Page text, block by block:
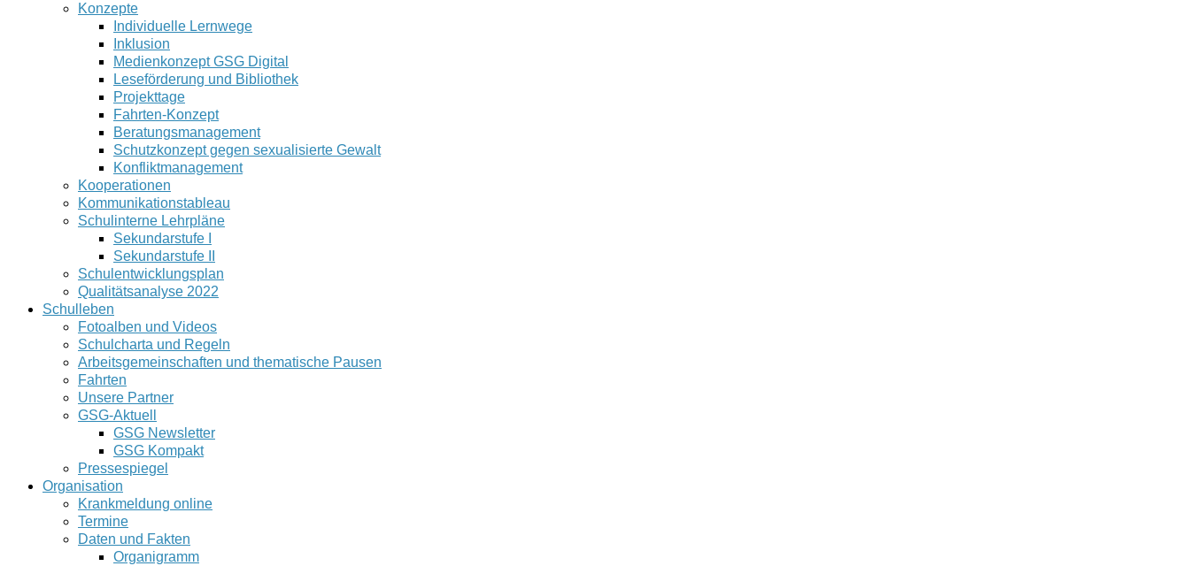
Konzepte
Individuelle Lernwege
Inklusion
Medienkonzept GSG Digital
Leseförderung und Bibliothek
Projekttage
Fahrten-Konzept
Beratungsmanagement
Schutzkonzept gegen sexualisierte Gewalt
Konfliktmanagement
Kooperationen
Kommunikationstableau
Schulinterne Lehrpläne
Sekundarstufe I
Sekundarstufe II
Schulentwicklungsplan
Qualitätsanalyse 2022
Schulleben
Fotoalben und Videos
Schulcharta und Regeln
Arbeitsgemeinschaften und thematische Pausen
Fahrten
Unsere Partner
GSG-Aktuell
GSG Newsletter
GSG Kompakt
Pressespiegel
Organisation
Krankmeldung online
Termine
Daten und Fakten
Organigramm